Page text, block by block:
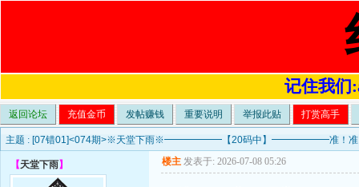
记住我们
返回论坛 充值金币 发帖赚钱 重要说明 举报此贴 打赏高手
主题 : [07错01]<074期>※天堂下雨※━━━━━━【20码中】━━━━━━准！准
【天堂下雨】 楼主 发表于: 2026-07-08 05:26